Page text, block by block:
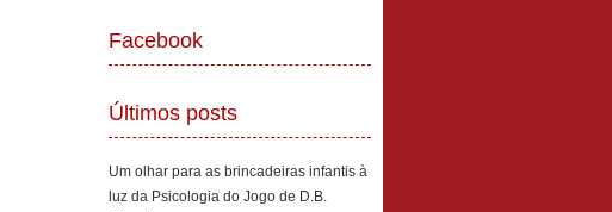
Facebook
Últimos posts
Um olhar para as brincadeiras infantis à
luz da Psicologia do Jogo de D.B.